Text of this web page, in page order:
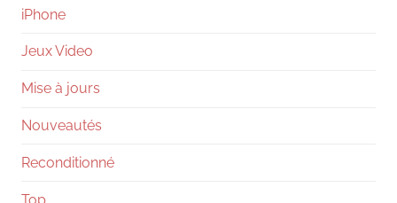
iPhone
Jeux Video
Mise à jours
Nouveautés
Reconditionné
Top